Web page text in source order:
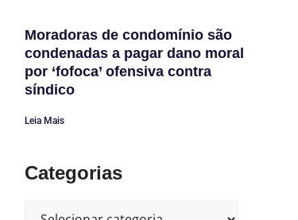
Moradoras de condomínio são
condenadas a pagar dano moral
por ‘fofoca’ ofensiva contra
síndico
Leia Mais
Categorias